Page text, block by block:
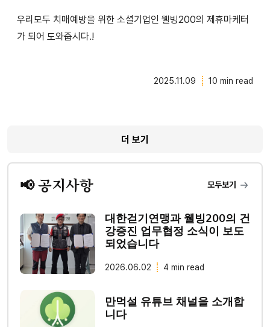
우리모두 치매예방을 위한 소셜기업인 웰빙200의 제휴마케터
가 되어 도와줍시다.!
2025.11.09 10 min read
더 보기
📢 공지사항 모두보기
대한걷기연맹과 웰빙200의 건
강증진 업무협정 소식이 보도
되었습니다
2026.06.02 4 min read
만먹설 유튜브 채널을 소개합
니다